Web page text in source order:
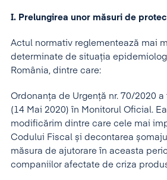
I. Prelungirea unor măsuri de
Actul normativ reglementează mai
determinate de situația
România, dintre care:
Ordonanța de Urgență nr. 70/2020
(14 Mai 2020) în Monitorul Oficial.
modificărim dintre care cele mai
Codului Fiscal și decontarea
măsura de ajutorare în aceasta
companiilor afectate de criza